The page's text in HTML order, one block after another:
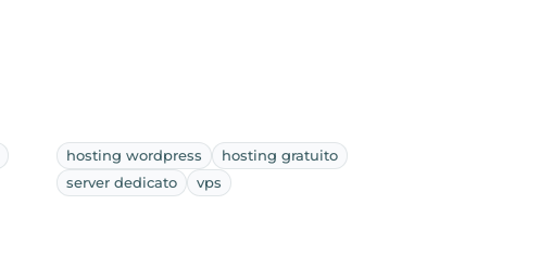
hosting wordpress
hosting gratuito
server dedicato
vps